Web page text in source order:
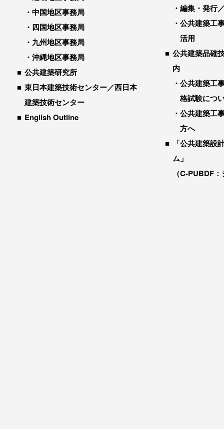
中国地区事務局
四国地区事務局
九州地区事務局
沖縄地区事務局
公共建築研究所
東日本建築技術センター／西日本
建築技術センター
English Outline
編集・発行
公共建築工
活用
公共建築品確
内
公共建築工
格試験につ
公共建築工
方へ
「公共建築設
ム」
（C-PUBDF